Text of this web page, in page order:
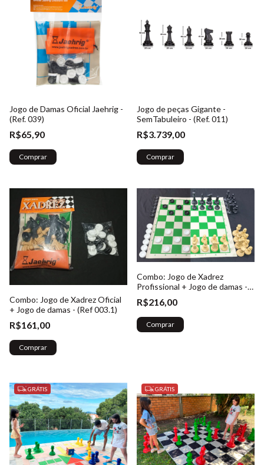
Jogo de Damas Oficial Jaehrig -
(Ref. 039)
R$65,90
Comprar
Jogo de peças Gigante -
SemTabuleiro - (Ref. 011)
R$3.739,00
Comprar
Combo: Jogo de Xadrez Oficial
+ Jogo de damas - (Ref 003.1)
R$161,00
Combo: Jogo de Xadrez
Profissional + Jogo de damas -
(Ref. 005.1)
R$216,00
GRÁTIS GRÁTIS